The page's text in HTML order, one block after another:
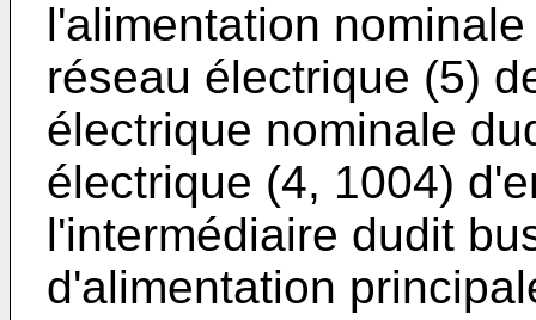
l'alimentation
réseau électrique (5)
électrique nominale
électrique (4, 1004)
l'intermédiaire dudit
d'alimentation